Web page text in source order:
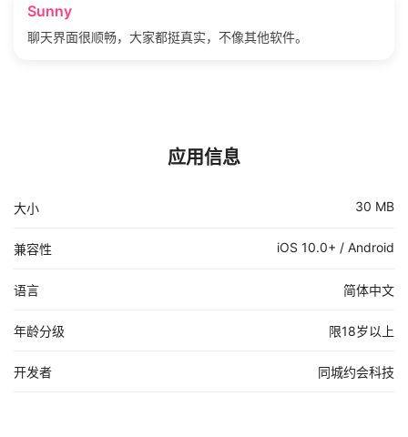
Sunny
聊天界面很顺畅，大家都挺真实，不像其他软件。
应用信息
大小 30 MB
兼容性 iOS 10.0+ / Android
语言 简体中文
年龄分级 限18岁以上
开发者 同城约会科技